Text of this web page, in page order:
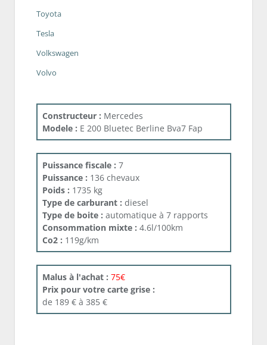
Toyota
Tesla
Volkswagen
Volvo
Constructeur : Mercedes
Modele : E 200 Bluetec Berline Bva7 Fap
Puissance fiscale : 7
Puissance : 136 chevaux
Poids : 1735 kg
Type de carburant : diesel
Type de boite : automatique à 7 rapports
Consommation mixte : 4.6l/100km
Co2 : 119g/km
Malus à l'achat : 75€
Prix pour votre carte grise :
de 189 € à 385 €